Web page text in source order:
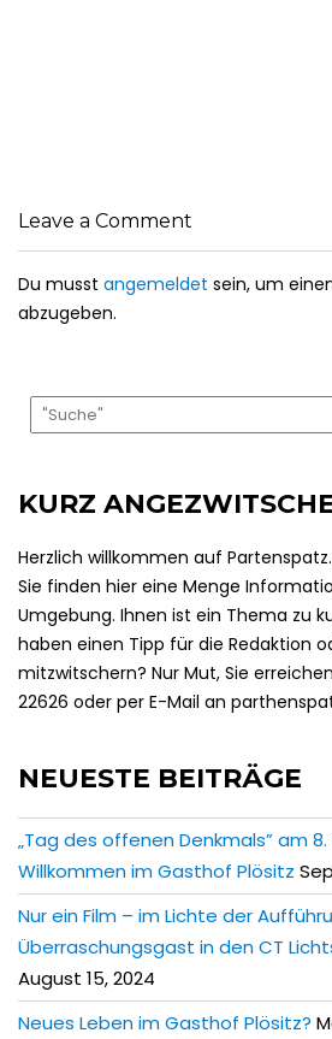
Leave a Comment
Du musst angemeldet sein, um
abzugeben.
KURZ
Herzlich willkommen auf
Sie finden hier eine Menge
Umgebung. Ihnen ist ein Thema zu
haben einen Tipp für die Redaktion
mitzwitschern? Nur Mut, Sie
22626 oder per E-Mail an
NEUESTE BEITRÄGE
„Tag des offenen Denkmals” am
Willkommen im Gasthof Plösitz
Nur ein Film – im Lichte der
Überraschungsgast in den CT
August 15, 2024
Neues Leben im Gasthof Plösitz?